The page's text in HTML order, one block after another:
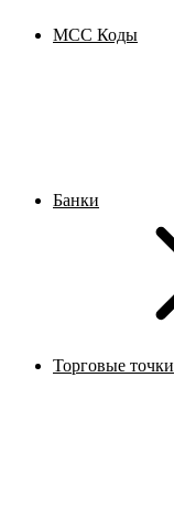
MCC Коды
Банки
Торговые точки